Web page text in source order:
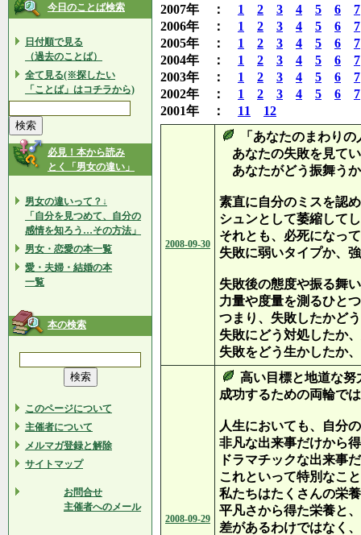
今日のことば検索
日付順で見る
（過去のことば）
全て見る(※探したい
「ことば」はコチラから)
必見！本から読み
とく「男女の違い」
男女の違いって？↓
「自分を見つめて、自分の
感情を知ろう…その方法」
男女・恋愛の本一覧
愛・夫婦・結婚の本
一覧
本の検索
このページについて
主催者について
メルマガ登録と解除
サイトマップ
お問合せ
主催者へのメール
2007年 ： 1 2 3 4 5 6
7
2006年 ： 1 2 3 4 5 6
7
2005年 ： 1 2 3 4 5 6
7
2004年 ： 1 2 3 4 5 6
7
2003年 ： 1 2 3 4 5 6
7
2002年 ： 1 2 3 4 5 6
7
2001年 ： 11 12
2008-09-30
「あなたのまわりの
あなたの失敗を見て
あなたがどう振舞う
素直に自分のミスを認
シュンとして萎縮して
それとも、必死になっ
失敗に弱いタイプか、
失敗後の態度や振る舞
力量や度量を測るひと
つまり、失敗したかど
失敗にどう対処したか
失敗をどう生かしたか
2008-09-29
高い目標と地道な努
成功するための両輪で
人生においても、自分
非凡な出来事だけから
ドラマチックな出来事
これといって特別なこ
私たちはたくさんの栄
平凡さから得た栄養と
差があるわけではなく